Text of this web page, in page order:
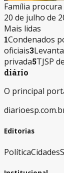
Família
20 de julho de
Mais lidas
1Condenados
oficiais3
privada5TJSP
diário
O principal
Editorias
PolíticaCidades